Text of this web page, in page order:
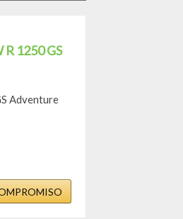
1250 GS
Adventure